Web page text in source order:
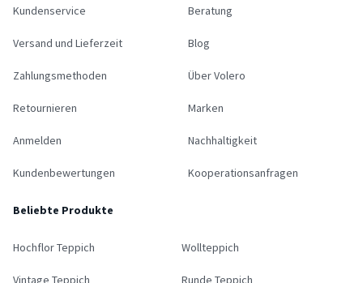
Kundenservice
Versand und Lieferzeit
Zahlungsmethoden
Retournieren
Anmelden
Kundenbewertungen
Beratung
Blog
Über Volero
Marken
Nachhaltigkeit
Kooperationsanfragen
Beliebte Produkte
Hochflor Teppich Wollteppich
Vintage Teppich Runde Teppich